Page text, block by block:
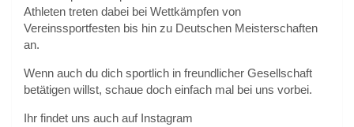
Athleten treten dabei bei Wettkämpfen von
Vereinssportfesten bis hin zu Deutschen Meisterschaften
an.
Wenn auch du dich sportlich in freundlicher Gesellschaft
betätigen willst, schaue doch einfach mal bei uns vorbei.
Ihr findet uns auch auf Instagram